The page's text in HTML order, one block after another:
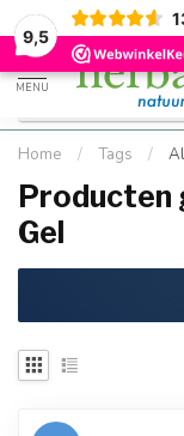
9,5
Kostenloser DE-
Schnell geliefert
MENU
Home / Tags /
Producten
Gel